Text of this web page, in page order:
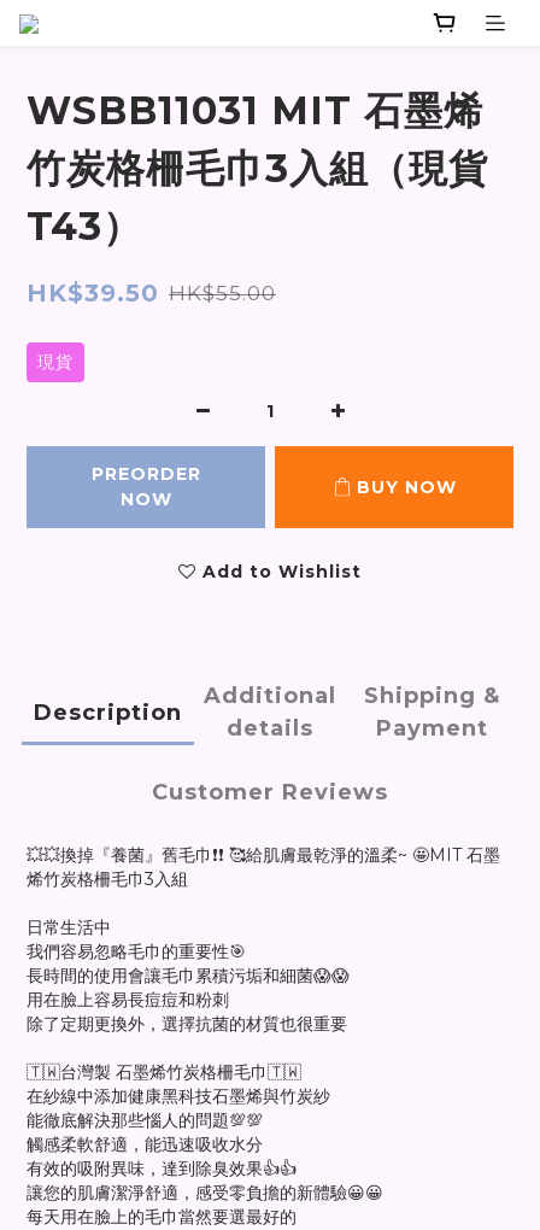
WSBB11031 MIT 石墨烯
竹炭格柵毛巾3入組（現貨
T43）
HK$39.50 HK$55.00
現貨
PREORDER
NOW
BUY NOW
Add to Wishlist
Description
Additional
details
Shipping &
Payment
Customer Reviews
💥💥換掉『養菌』舊毛巾❗❗ 🥰給肌膚最乾淨的溫柔~ 🤩MIT 石墨
烯竹炭格柵毛巾3入組
日常生活中
我們容易忽略毛巾的重要性🎯
長時間的使用會讓毛巾累積污垢和細菌😱😱
用在臉上容易長痘痘和粉刺
除了定期更換外，選擇抗菌的材質也很重要
🇹🇼台灣製 石墨烯竹炭格柵毛巾🇹🇼
在紗線中添加健康黑科技石墨烯與竹炭紗
能徹底解決那些惱人的問題💯💯
觸感柔軟舒適，能迅速吸收水分
有效的吸附異味，達到除臭效果👍👍
讓您的肌膚潔淨舒適，感受零負擔的新體驗😀😀
每天用在臉上的毛巾當然要選最好的